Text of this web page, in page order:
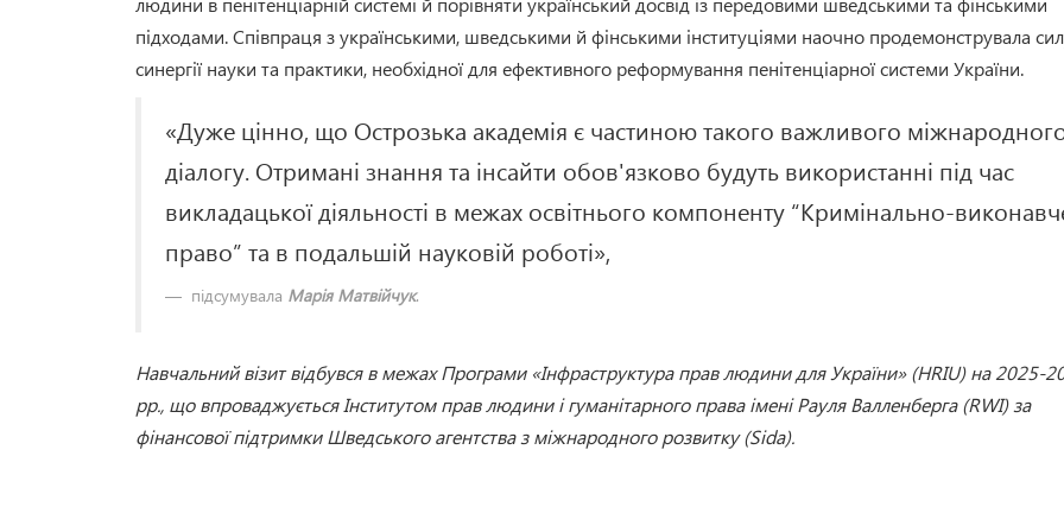
підходами. Співпраця з українськими, шведськими й фінськими інституціями наочно продемонструвала
синергії науки та практики, необхідної для ефективного реформування пенітенціарної системи України.
«Дуже цінно, що Острозька академія є частиною такого важливого
діалогу. Отримані знання та інсайти обов'язково будуть використанні під час
викладацької діяльності в межах освітнього компоненту “Кримінально-
право” та в подальшій науковій роботі»,
підсумувала Марія Матвійчук.
Навчальний візит відбувся в межах Програми «Інфраструктура прав людини для України» (HRIU) на 2025-
рр., що впроваджується Інститутом прав людини і гуманітарного права імені Рауля Валленберга (RWI) за
фінансової підтримки Шведського агентства з міжнародного розвитку (Sida).